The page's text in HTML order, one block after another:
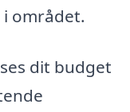
området.
dit budget